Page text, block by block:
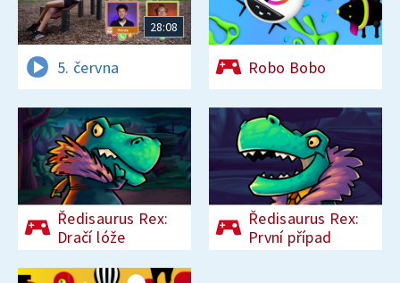
28:08
5. června Robo Bobo
Ředisaurus Rex:
Dračí lóže
Ředisaurus Rex:
První případ